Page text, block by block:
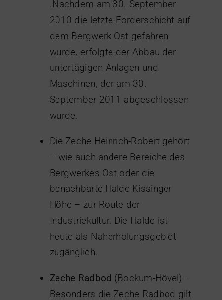
.Nachdem am 30. September
2010 die letzte Förderschicht auf
dem Bergwerk Ost gefahren
wurde, erfolgte der Abbau der
untertägigen Anlagen und
Maschinen, der am 30.
September 2011 abgeschlossen
wurde.
Die Zeche Heinrich-Robert gehört
– wie auch andere Bereiche des
Bergwerkes Ost oder die
benachbarte Halde Kissinger
Höhe – zur Route der
Industriekultur. Die Halde ist
heute als Naherholungsgebiet
zugänglich.
Zeche Radbod (Bockum-Hövel)–
Besonders die Zeche Radbod gilt